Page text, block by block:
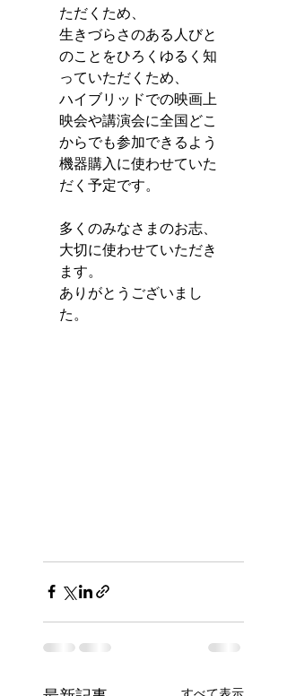
ただくため、
生きづらさのある人びと
のことをひろくゆるく知
っていただくため、
ハイブリッドでの映画上
映会や講演会に全国どこ
からでも参加できるよう
機器購入に使わせていた
だく予定です。
多くのみなさまのお志、
大切に使わせていただき
ます。
ありがとうございまし
た。